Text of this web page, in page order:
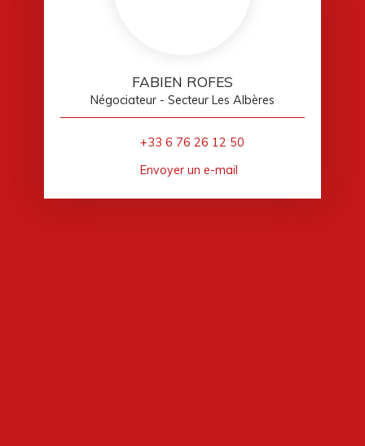
FABIEN ROFES
Négociateur - Secteur Les Albères
+33 6 76 26 12 50
Envoyer un e-mail